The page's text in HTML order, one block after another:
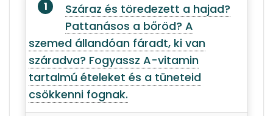
Száraz és töredezett a hajad?
Pattanásos a bőröd? A
szemed állandóan fáradt, ki van
száradva? Fogyassz A-vitamin
tartalmú ételeket és a tüneteid
csökkenni fognak.